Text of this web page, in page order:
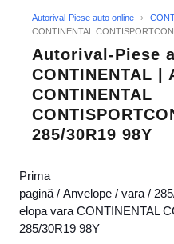
Autorival-Piese auto online ›
CONTINENTAL
Autorival-Piese
CONTINENTAL |
CONTINENTAL
285/30R19 98Y
Prima
pagină / Anvelope / vara /
elopa vara CONTINENTAL
285/30R19 98Y